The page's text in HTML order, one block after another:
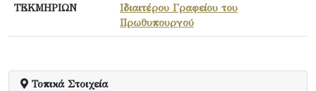
ΤΕΚΜΗΡΙΩΝ
Ιδιαιτέρου Γραφείου του
Πρωθυπουργού
Τοπικά Στοιχεία